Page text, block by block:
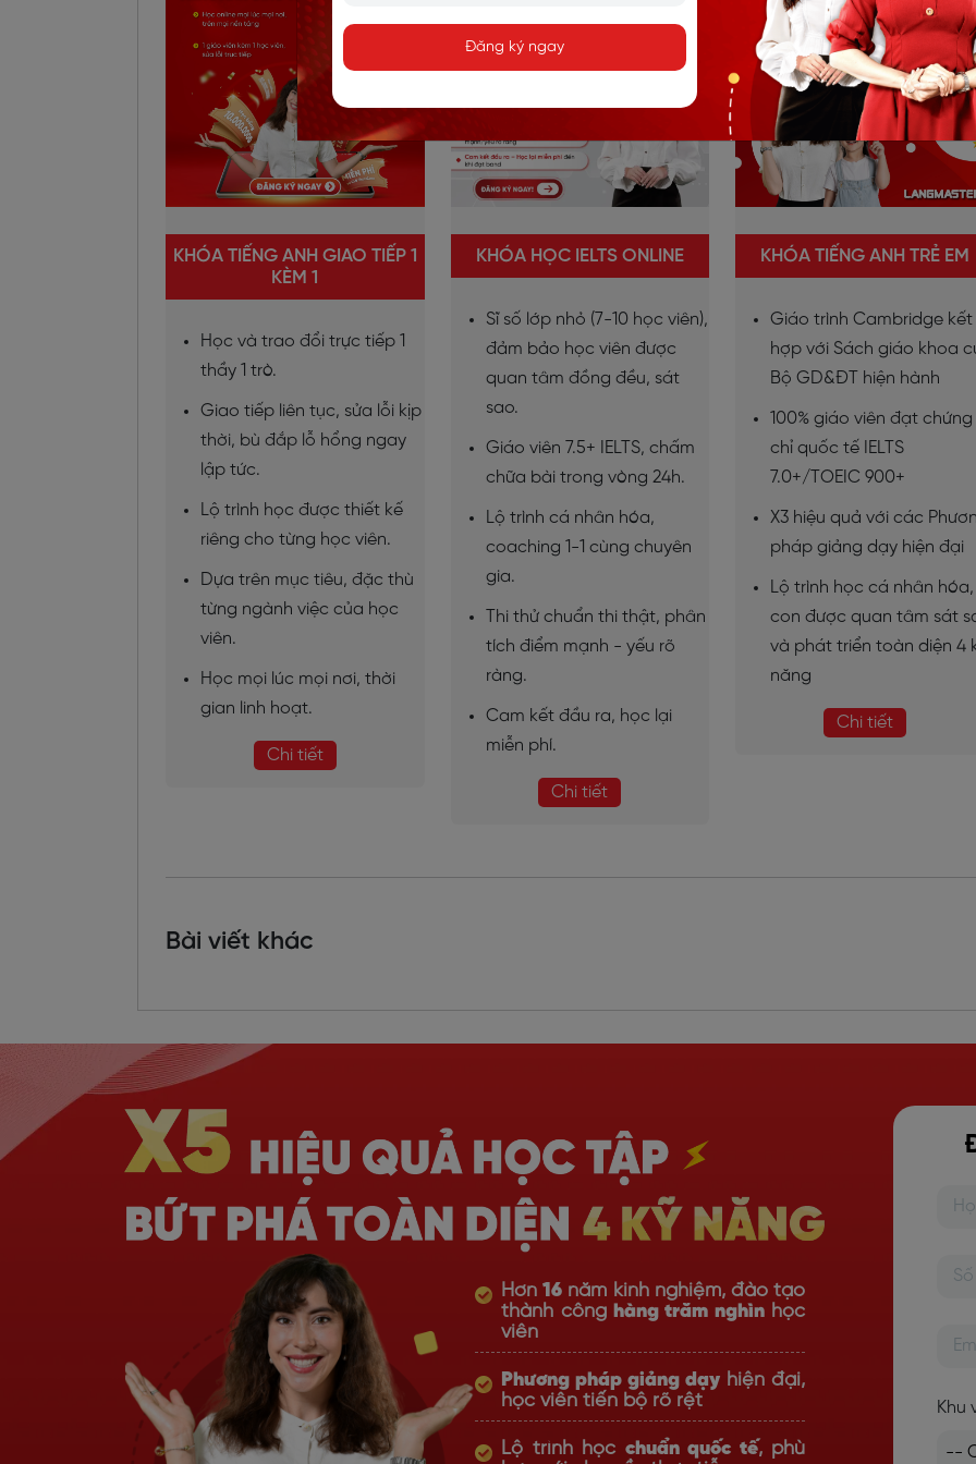
KHÓA TIẾNG ANH GIAO TIẾP 1
KÈM 1
Học và trao đổi trực tiếp 1
thầy 1 trò.
Giao tiếp liên tục, sửa lỗi kịp
thời, bù đắp lỗ hổng ngay
lập tức.
Lộ trình học được thiết kế
riêng cho từng học viên.
Dựa trên mục tiêu, đặc thù
từng ngành việc của học
viên.
Học mọi lúc mọi nơi, thời
gian linh hoạt.
Chi tiết
KHÓA HỌC IELTS ONLINE
Sĩ số lớp nhỏ (7-10 học viên),
đảm bảo học viên được
quan tâm đồng đều, sát
sao.
Giáo viên 7.5+ IELTS, chấm
chữa bài trong vòng 24h.
Lộ trình cá nhân hóa,
coaching 1-1 cùng chuyên
gia.
Thi thử chuẩn thi thật, phân
tích điểm mạnh - yếu rõ
ràng.
Cam kết đầu ra, học lại
miễn phí.
Chi tiết
KHÓA TIẾNG ANH TRẺ EM
Giáo trình Cambridge kết
hợp với Sách giáo khoa
Bộ GD&ĐT hiện hành
100% giáo viên đạt chứng
chỉ quốc tế IELTS
7.0+/TOEIC 900+
X3 hiệu quả với các
pháp giảng dạy hiện đại
Lộ trình học cá nhân hóa,
con được quan tâm sát
và phát triển toàn diện 4
năng
Chi tiết
Bài viết khác
Đăng ký ngay
Hơn16 năm kinh nghiệm, đào tạo
thành công hàng trăm nghìnhọc
viên
Phương pháp giảng dạy hiện đại,
học viên tiến bộ rõ rệt
Lộ trình học chuẩn quốc tế, phù
Khu